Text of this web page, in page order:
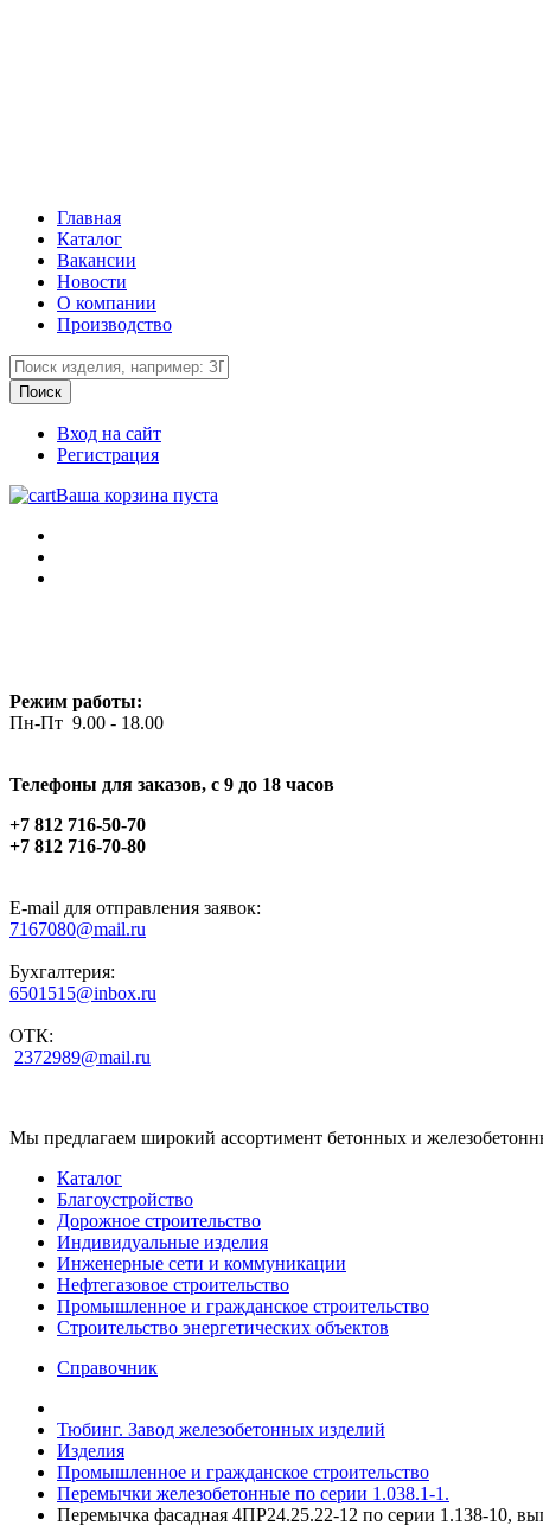
Главная
Каталог
Вакансии
Новости
О компании
Производство
Вход на сайт
Регистрация
Ваша корзина пуста
Режим работы:
Пн-Пт 9.00 - 18.00
Телефоны для заказов, c 9 до 18 часов
+7 812 716-50-70
+7 812 716-70-80
E-mail для отправления заявок:
7167080@mail.ru
Бухгалтерия:
6501515@inbox.ru
ОТК:
2372989@mail.ru
Мы предлагаем широкий ассортимент бетонных и
Каталог
Благоустройство
Дорожное строительство
Индивидуальные изделия
Инженерные сети и коммуникации
Нефтегазовое строительство
Промышленное и гражданское строительство
Строительство энергетических объектов
Справочник
Тюбинг. Завод железобетонных изделий
Изделия
Промышленное и гражданское строительство
Перемычки железобетонные по серии 1.038.1-1.
Перемычка фасадная 4ПР24.25.22-12 по серии 1.138-10,